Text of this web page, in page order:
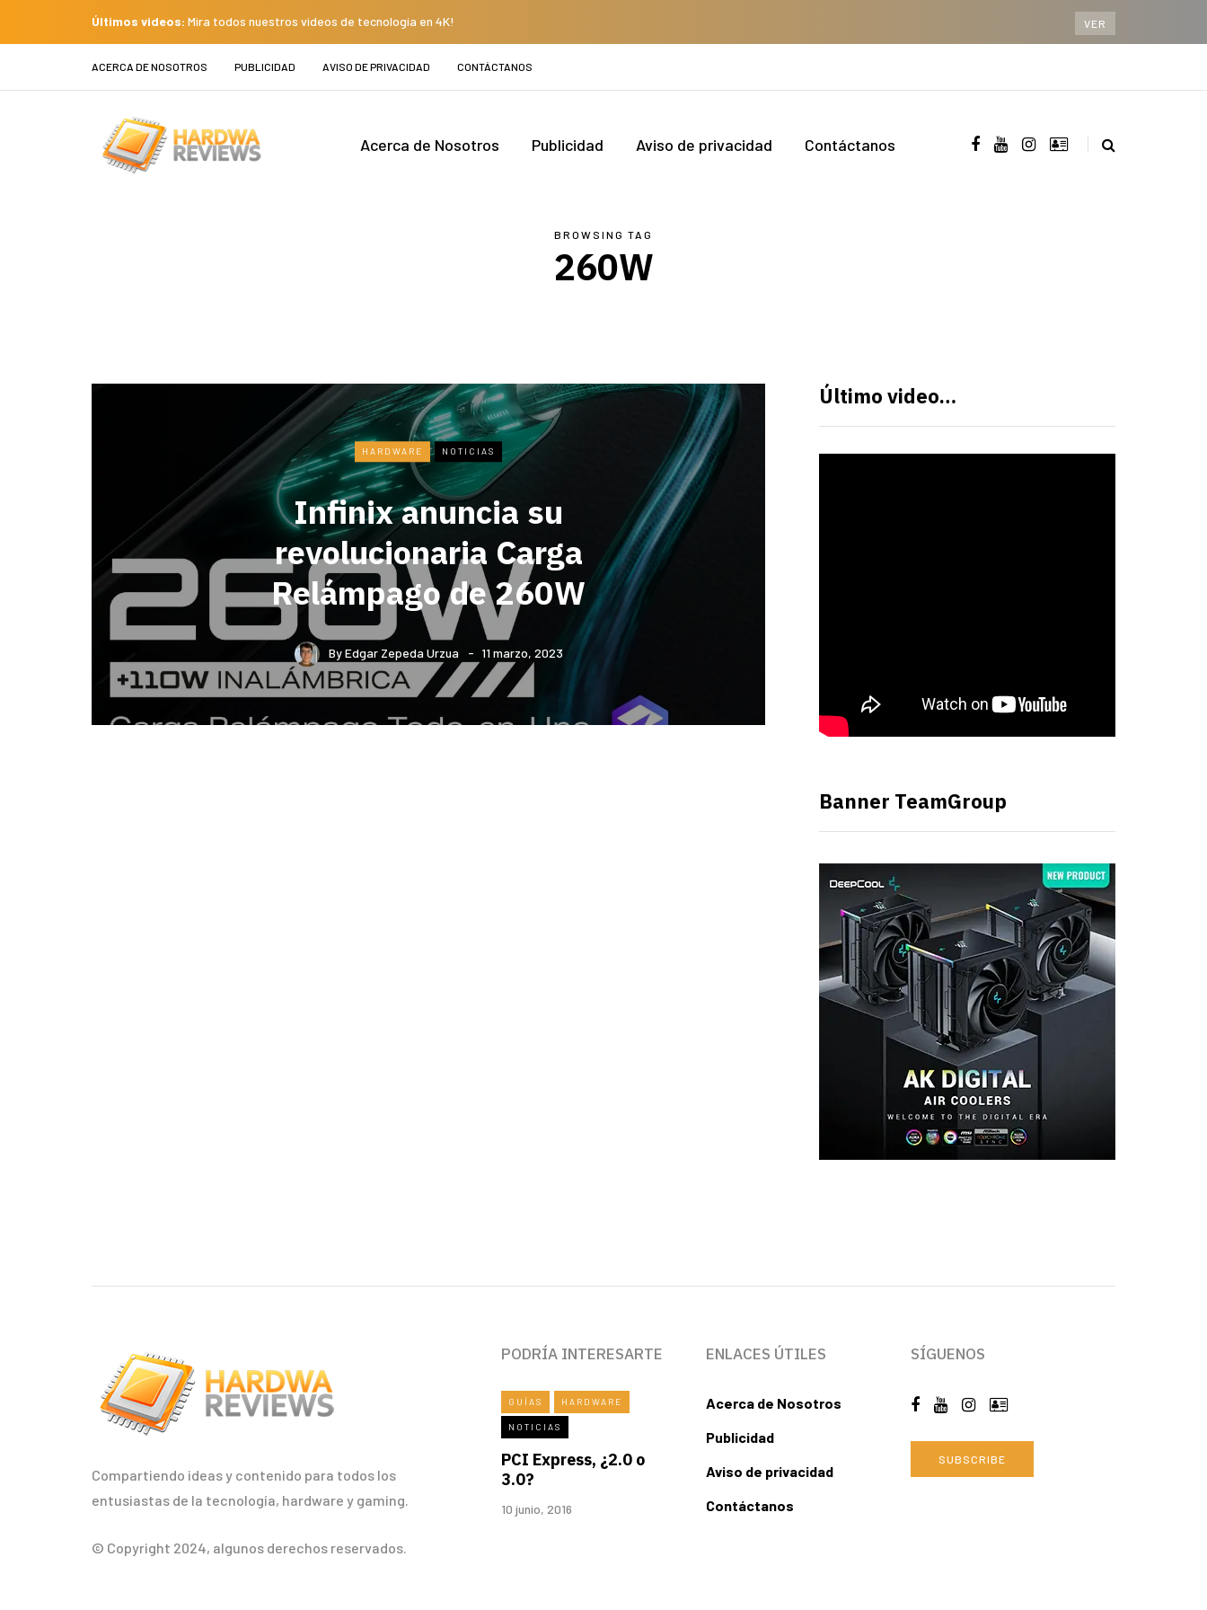
Últimos videos: Mira todos nuestros videos de tecnología en 4K! VER
ACERCA DE NOSOTROS PUBLICIDAD AVISO DE PRIVACIDAD CONTÁCTANOS
Acerca de Nosotros Publicidad Aviso de privacidad Contáctanos
BROWSING TAG
260W
HARDWARE NOTICIAS
Infinix anuncia su
revolucionaria Carga
Relámpago de 260W
ByEdgar Zepeda Urzua 11 marzo, 2023
Último video…
Banner TeamGroup
Compartiendo ideas y contenido para todos los
entusiastas de la tecnología, hardware y gaming.
© Copyright 2024, algunos derechos reservados.
PODRÍA INTERESARTE
GUÍAS HARDWARE
NOTICIAS
PCI Express, ¿2.0 o
3.0?
10 junio, 2016
ENLACES ÚTILES
Acerca de Nosotros
Publicidad
Aviso de privacidad
Contáctanos
SÍGUENOS
SUBSCRIBE